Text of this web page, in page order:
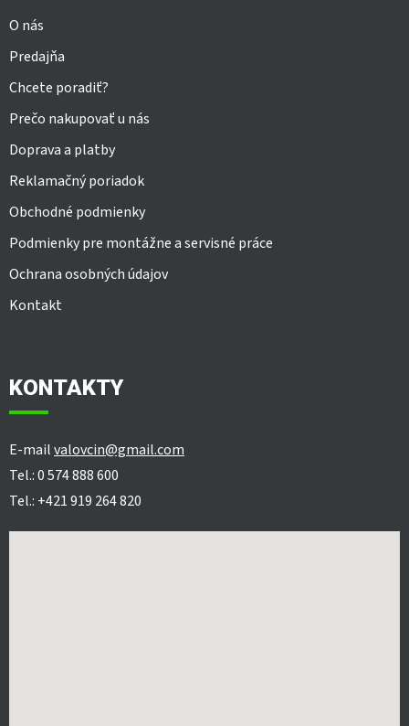
O nás
Predajňa
Chcete poradiť?
Prečo nakupovať u nás
Doprava a platby
Reklamačný poriadok
Obchodné podmienky
Podmienky pre montážne a servisné práce
Ochrana osobných údajov
Kontakt
KONTAKTY
E-mailvalovcin@gmail.com
Tel.: 0 574 888 600
Tel.: +421 919 264 820